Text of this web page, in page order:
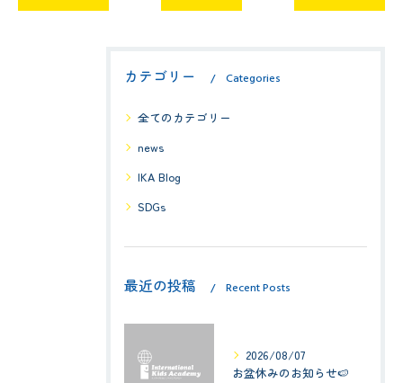
カテゴリー Categories
全てのカテゴリー
news
IKA Blog
SDGs
最近の投稿 Recent Posts
2026/08/07
お盆休みのお知らせ🍉